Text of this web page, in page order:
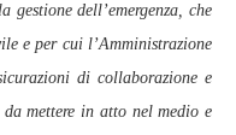
dell’emergenza, che
e per cui l’Amministrazione
di collaborazione e
mettere in atto nel medio e